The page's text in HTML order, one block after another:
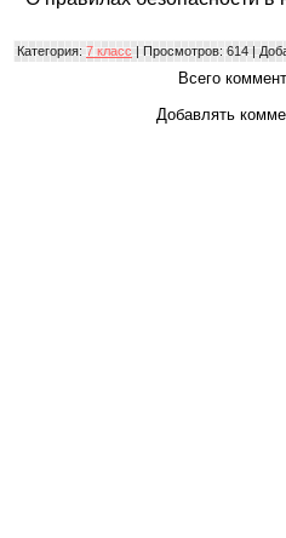
Категория: 7 класс | Просмотров: 614 |
Всего
Добавлять